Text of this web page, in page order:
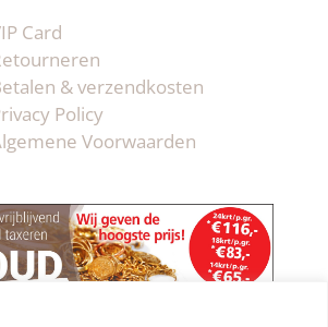
Card
& verzendkosten
Policy
Voorwaarden